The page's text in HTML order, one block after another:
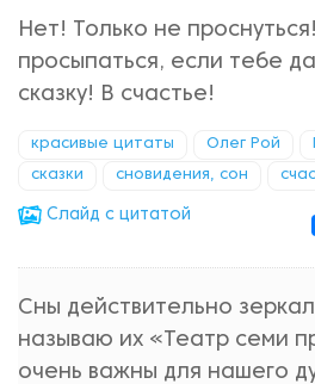
Нет! Только не
просыпаться, если тебе
сказку! В счастье!
красивые цитаты Олег Рой
сказки сновидения, сон
Cлайд с цитатой
Сны действительно
называю их «Театр семи
очень важны для нашего